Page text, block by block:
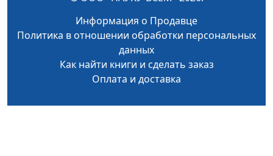
Информация о Продавце
Политика в отношении обработки персональных
данных
Как найти книги и сделать заказ
Оплата и доставка